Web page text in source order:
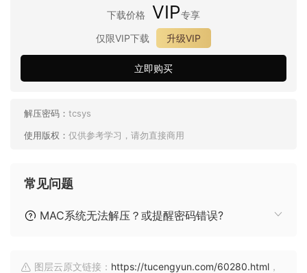
下载价格 VIP专享
仅限VIP下载
升级VIP
立即购买
解压密码： tcsys
使用版权： 仅供参考学习，请勿直接商用
常见问题
MAC系统无法解压？或提醒密码错误?
图层云原文链接： https://tucengyun.com/60280.html ，